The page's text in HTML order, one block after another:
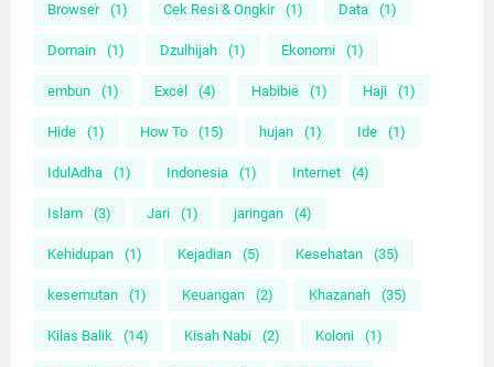
Browser (1) Cek Resi & Ongkir (1) Data (1)
Domain (1) Dzulhijah (1) Ekonomi (1)
embun (1) Excel (4) Habibie (1) Haji (1)
Hide (1) How To (15) hujan (1) Ide (1)
IdulAdha (1) Indonesia (1) Internet (4)
Islam (3) Jari (1) jaringan (4)
Kehidupan (1) Kejadian (5) Kesehatan (35)
kesemutan (1) Keuangan (2) Khazanah (35)
Kilas Balik (14) Kisah Nabi (2) Koloni (1)